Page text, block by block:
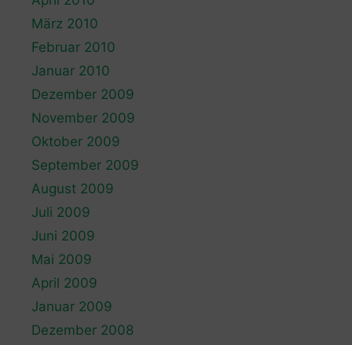
März 2010
Februar 2010
Januar 2010
Dezember 2009
November 2009
Oktober 2009
September 2009
August 2009
Juli 2009
Juni 2009
Mai 2009
April 2009
Januar 2009
Dezember 2008